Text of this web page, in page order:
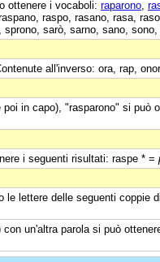
ottenere i vocaboli: raparono
raspo, rasano, rasa,
sarò, sarno, sano, sono,
all'inverso: ora, rap,
in capo), "rasparono" si può
i seguenti risultati: raspe * =
lettere delle seguenti coppie
un'altra parola si può